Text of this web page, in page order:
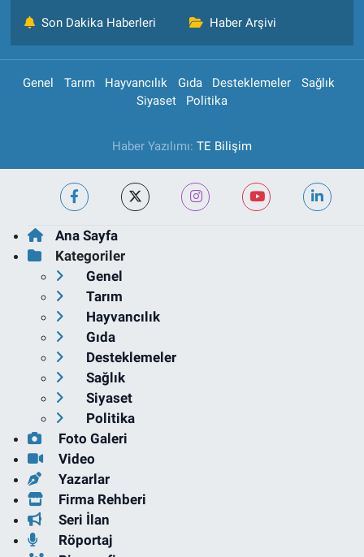
Son Dakika Haberleri Haber Arşivi
Genel Tarım Hayvancılık Gıda Desteklemeler
Sağlık
Siyaset
Politika
Haber Yazılımı: TE Bilişim
Ana Sayfa
Kategoriler
Genel
Tarım
Hayvancılık
Gıda
Desteklemeler
Sağlık
Siyaset
Politika
Foto Galeri
Video
Yazarlar
Firma Rehberi
Seri İlan
Röportaj